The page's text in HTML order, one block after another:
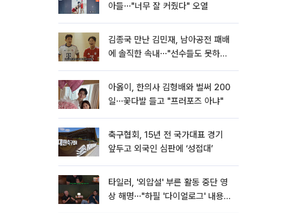
아들⋯"너무 잘 커줬다" 오열
김종국 만난 김민재, 남아공전 패배
에 솔직한 속내⋯"선수들도 못하긴
아옳이, 한의사 김형배와 벌써 200
일⋯꽃다발 들고 "프러포즈 아냐"
축구협회, 15년 전 국가대표 경기
앞두고 외국인 심판에 ‘성접대’
타일러, '외압설' 부른 활동 중단 영
상 해명⋯"하필 '다이얼로그' 내용이